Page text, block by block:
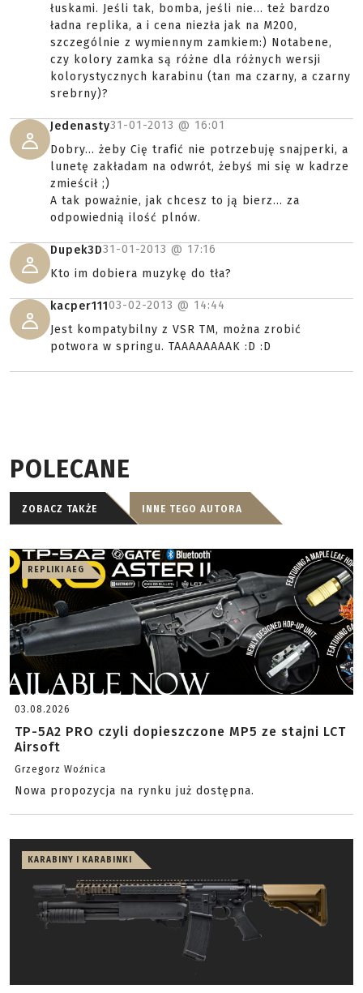
łuskami. Jeśli tak, bomba, jeśli nie... też bardzo
ładna replika, a i cena niezła jak na M200,
szczególnie z wymiennym zamkiem:) Notabene,
czy kolory zamka są różne dla różnych wersji
kolorystycznych karabinu (tan ma czarny, a czarny
srebrny)?
Jedenasty31-01-2013 @ 16:01
Dobry... żeby Cię trafić nie potrzebuję snajperki, a
lunetę zakładam na odwrót, żebyś mi się w kadrze
zmieścił ;)
A tak poważnie, jak chcesz to ją bierz... za
odpowiednią ilość plnów.
Dupek3D31-01-2013 @ 17:16
Kto im dobiera muzykę do tła?
kacper11103-02-2013 @ 14:44
Jest kompatybilny z VSR TM, można zrobić
potwora w springu. TAAAAAAAAK :D :D
POLECANE
ZOBACZ TAKŻE INNE TEGO AUTORA
REPLIKI AEG
03.08.2026
TP-5A2 PRO czyli dopieszczone MP5 ze stajni LCT
Airsoft
Grzegorz Woźnica
Nowa propozycja na rynku już dostępna.
KARABINY I KARABINKI